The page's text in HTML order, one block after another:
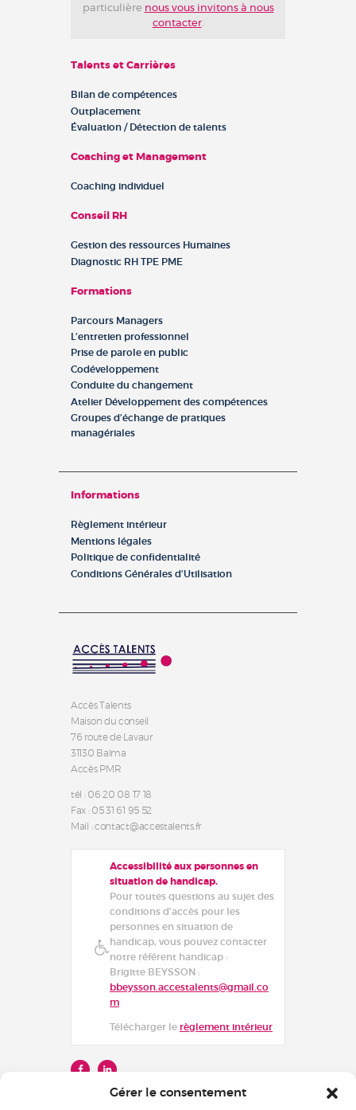
Gérer le consentement
particulière nous vous invitons à nous
contacter.
Talents et Carrières
Bilan de compétences
Outplacement
Évaluation / Détection de talents
Coaching et Management
Coaching individuel
Conseil RH
Gestion des ressources Humaines
Diagnostic RH TPE PME
Formations
Parcours Managers
L’entretien professionnel
Prise de parole en public
Codéveloppement
Conduite du changement
Atelier Développement des compétences
Groupes d’échange de pratiques
managériales
Informations
Règlement intérieur
Mentions légales
Politique de confidentialité
Conditions Générales d’Utilisation
Accès Talents
Maison du conseil
76 route de Lavaur
31130 Balma
Accès PMR
tél : 06 20 08 17 18
Fax : 05 31 61 95 52
Mail : contact@accestalents.fr
Accessibilité aux personnes en
situation de handicap.
Pour toutes questions au sujet des
conditions d’accès pour les
personnes en situation de
handicap, vous pouvez contacter
notre référent handicap :
Brigitte BEYSSON :
bbeysson.accestalents@gmail.co
m
Télécharger le règlement intérieur